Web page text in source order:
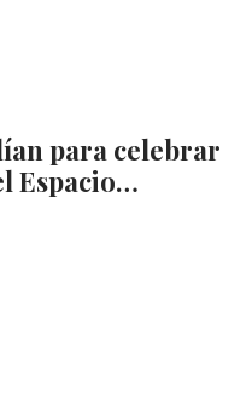
para celebrar
Espacio…